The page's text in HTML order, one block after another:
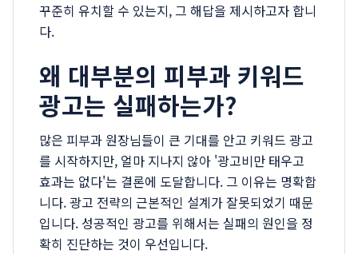
꾸준히 유치할 수 있는지, 그 해답을 제시하고자 합니
다.
왜 대부분의 피부과 키워드
광고는 실패하는가?
많은 피부과 원장님들이 큰 기대를 안고 키워드 광고
를 시작하지만, 얼마 지나지 않아 '광고비만 태우고
효과는 없다'는 결론에 도달합니다. 그 이유는 명확합
니다. 광고 전략의 근본적인 설계가 잘못되었기 때문
입니다. 성공적인 광고를 위해서는 실패의 원인을 정
확히 진단하는 것이 우선입니다.